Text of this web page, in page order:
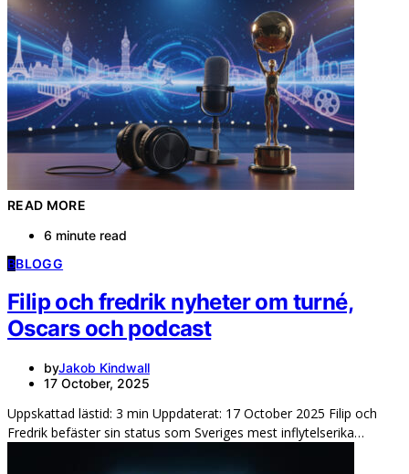
READ MORE
6 minute read
BBLOGG
Filip och fredrik nyheter om turné,
Oscars och podcast
byJakob Kindwall
17 October, 2025
Uppskattad lästid: 3 min Uppdaterat: 17 October 2025 Filip och
Fredrik befäster sin status som Sveriges mest inflytelserika…